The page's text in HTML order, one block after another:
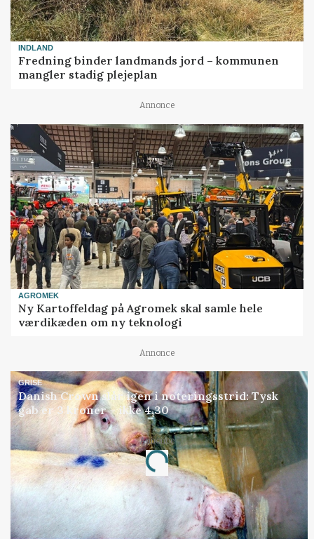
INDLAND
Fredning binder landmands jord – kommunen
mangler stadig plejeplan
Annonce
AGROMEK
Ny Kartoffeldag på Agromek skal samle hele
værdikæden om ny teknologi
Annonce
GRISE
Danish Crown slår igen i noteringsstrid: Tysk
gab er 3 kroner – ikke 4,30
Annonce
Loading...
Jobs